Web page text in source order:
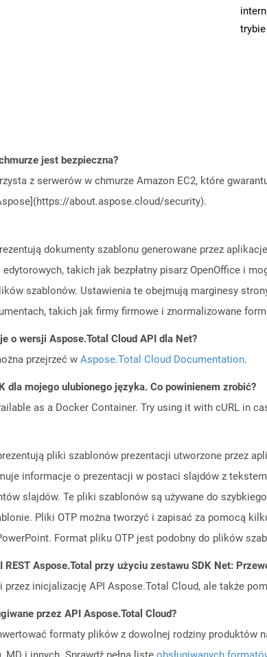
jest bezpieczna?
z serwerów w chmurze Amazon EC2, które
about.aspose.cloud/security).
dokumenty szablonu generowane przez
takich jak bezpłatny pisarz OpenOffice i
szablonów. Ustawienia te obejmują marginesy
takich jak firmy firmowe i znormalizowane
o wersji Aspose.Total Cloud API dla Net?
przejrzeć w Aspose.Total Cloud Documentation.
dla mojego ulubionego języka. Co powinienem zrobić?
as a Docker Container. Try using it with cURL in
pliki szablonów prezentacji utworzone przez
informacje o prezentacji w postaci slajdów z
slajdów. Te pliki szablonów są używane do
Pliki OTP można tworzyć i zapisać za pomocą
Format pliku OTP jest podobny do plików
Aspose.Total przy użyciu zestawu SDK Net:
przez inicjalizację API Aspose.Total Cloud, ale także
przez API Aspose.Total Cloud?
formaty plików z dowolnej rodziny produktów